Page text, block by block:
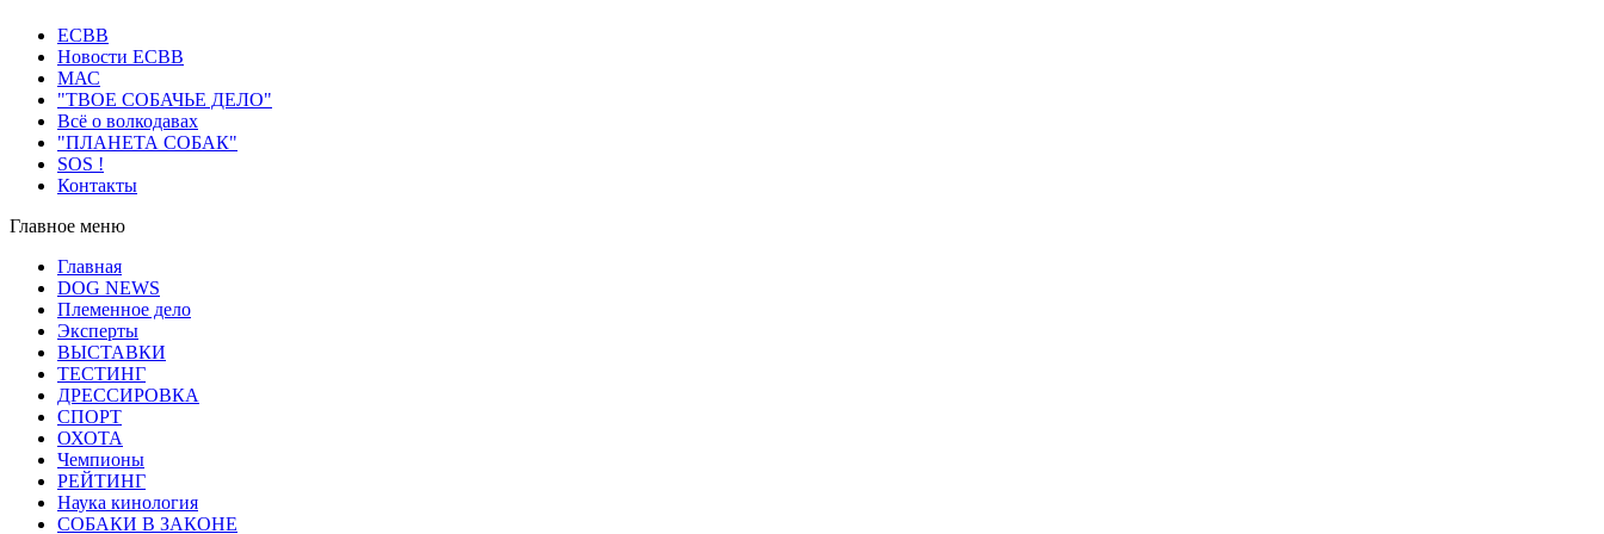
ECВB
Новости ЕСВВ
МАС
"ТВОЕ СОБАЧЬЕ ДЕЛО"
Всё о волкодавах
"ПЛАНЕТА СОБАК"
SOS !
Контакты
Главное меню
Главная
DOG NEWS
Племенное дело
Эксперты
ВЫСТАВКИ
ТЕСТИНГ
ДРЕССИРОВКА
СПОРТ
ОХОТА
Чемпионы
РЕЙТИНГ
Наука кинология
СОБАКИ В ЗАКОНЕ